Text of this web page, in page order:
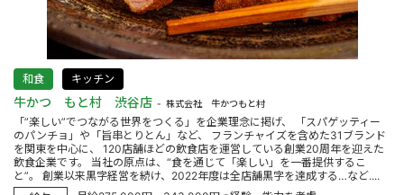
和食 キッチン
牛かつ もと村 渋谷店 株式会社 牛かつもと村
「”楽しい”でつながる世界をつくる」を企業理念に掲げ、 「スパゲッティー
のパンチョ」や「旨串とりとん」など、 フランチャイズを含めた31ブランド
を関東を中心に、 120店舗ほどの飲食店を運営している創業20周年を迎えた
飲食企業です。 当社の原点は、“食を通じて「楽しい」を一番提供するこ
と”。 創業以来黒字経営を続け、2022年度は全店舗黒字を達成する…など....